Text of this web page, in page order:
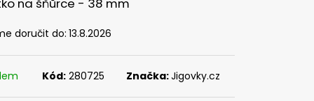
doručit do: 13.8.2026
Kód: 280725 Značka:Jigovky.cz
Následující